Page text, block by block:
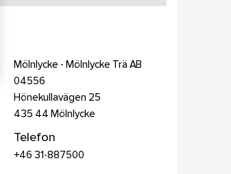
Mölnlycke - Mölnlycke Trä AB
04556
Hönekullavägen 25
435 44 Mölnlycke
Telefon
+46 31-887500